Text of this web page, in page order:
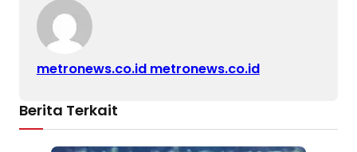
metronews.co.id metronews.co.id
Berita Terkait